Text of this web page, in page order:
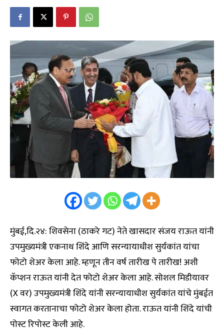
मुंबई,दि.२४: शिवसेना (ठाकरे गट) नेते खासदार संजय राऊत यांनी
उपमुख्यमंत्री एकनाथ शिंदे आणि सरन्यायाधीश सुर्यकांत यांचा
फोटो शेअर केला आहे. म्हणून तीन वर्ष तारीख पे तारीख! अशी
कॅप्शन राऊत यांनी देत फोटो शेअर केला आहे. सोशल मिडीयावर
(X वर) उपमुख्यमंत्री शिंदे यांनी सरन्यायाधीश सुर्यकांत यांचे मुंबईत
स्वागत करतानाचा फोटो शेअर केला होता. राऊत यांनी शिंदे यांची
पोस्ट रिपोस्ट केली आहे.